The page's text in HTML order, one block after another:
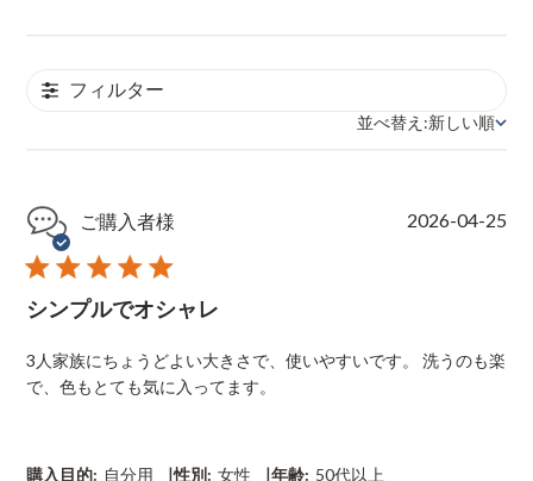
フィルター
並べ替え
並べ替え:新しい順
ご購入者様
シンプルでオシャレ
3人家族にちょうどよい大きさで、使いやすいです。 洗うのも楽
で、色もとても気に入ってます。
購入目的: 自分用 |性別: 女性 |年齢: 50代以上
P
2026-04-25